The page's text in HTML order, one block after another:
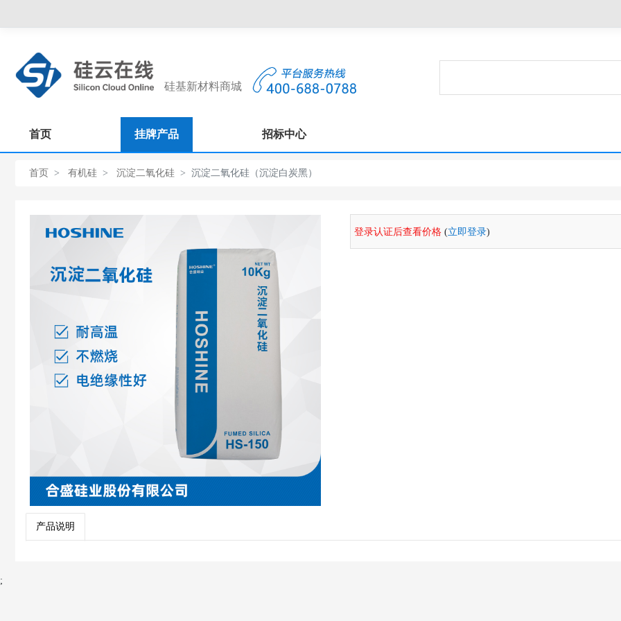
硅基新材料商城
首页 挂牌产品 招标中心
首页 有机硅 沉淀二氧化硅 沉淀二氧化硅（沉淀白炭黑）
登录认证后查看价格 (立即登录)
产品说明
;